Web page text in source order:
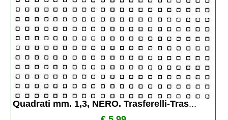
Quadrati mm. 1,3, NERO. Trasferelli-Tras...